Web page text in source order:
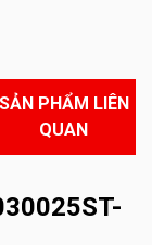
SẢN PHẨM LIÊN
QUAN